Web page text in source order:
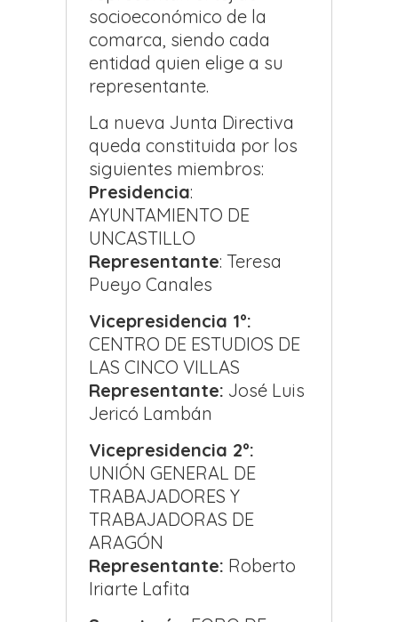
socioeconómico de la
comarca, siendo cada
entidad quien elige a su
representante.
La nueva Junta Directiva
queda constituida por los
siguientes miembros:
Presidencia:
AYUNTAMIENTO DE
UNCASTILLO
Representante: Teresa
Pueyo Canales
Vicepresidencia 1º:
CENTRO DE ESTUDIOS DE
LAS CINCO VILLAS
Representante: José Luis
Jericó Lambán
Vicepresidencia 2º:
UNIÓN GENERAL DE
TRABAJADORES Y
TRABAJADORAS DE
ARAGÓN
Representante: Roberto
Iriarte Lafita